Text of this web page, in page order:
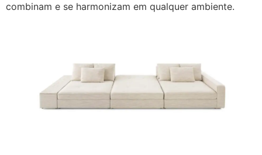
combinam e se harmonizam em qualquer ambiente.